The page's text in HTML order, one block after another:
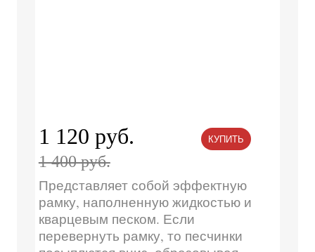
1 120 руб.
1 400 руб.
КУПИТЬ
Представляет собой эффектную
рамку, наполненную жидкостью и
кварцевым песком. Если
перевернуть рамку, то песчинки